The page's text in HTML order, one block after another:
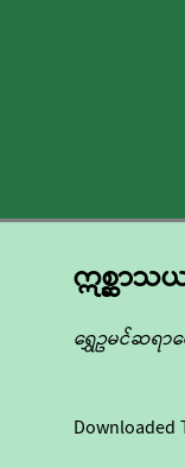
ဣစ္ဆာသ
ရွှေဥမင်ဆရာ
Downloaded